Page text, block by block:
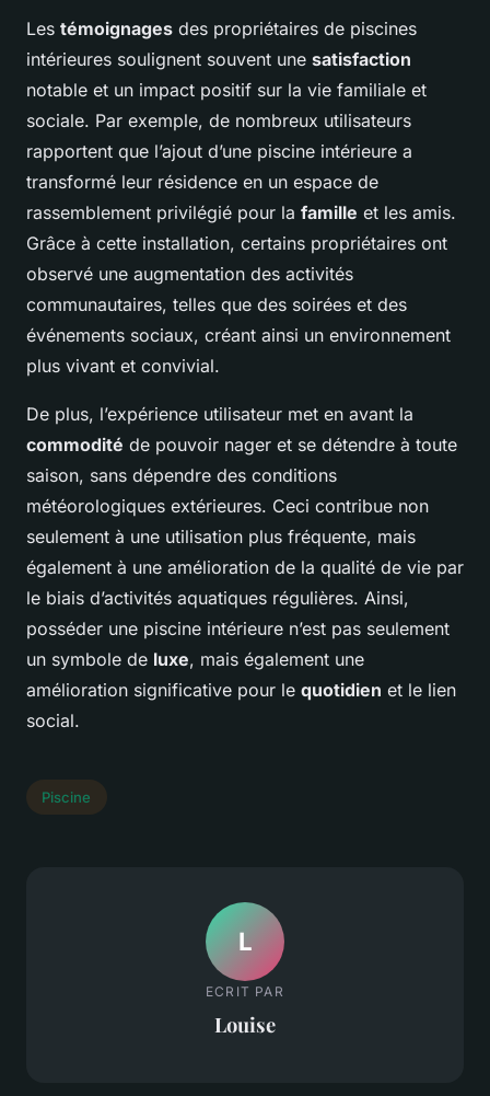
Les témoignages des propriétaires de piscines
intérieures soulignent souvent une satisfaction
notable et un impact positif sur la vie familiale et
sociale. Par exemple, de nombreux utilisateurs
rapportent que l’ajout d’une piscine intérieure a
transformé leur résidence en un espace de
rassemblement privilégié pour la famille et les amis.
Grâce à cette installation, certains propriétaires ont
observé une augmentation des activités
communautaires, telles que des soirées et des
événements sociaux, créant ainsi un environnement
plus vivant et convivial.
De plus, l’expérience utilisateur met en avant la
commodité de pouvoir nager et se détendre à toute
saison, sans dépendre des conditions
météorologiques extérieures. Ceci contribue non
seulement à une utilisation plus fréquente, mais
également à une amélioration de la qualité de vie par
le biais d’activités aquatiques régulières. Ainsi,
posséder une piscine intérieure n’est pas seulement
un symbole de luxe, mais également une
amélioration significative pour le quotidien et le lien
social.
Piscine
L
ECRIT PAR
Louise